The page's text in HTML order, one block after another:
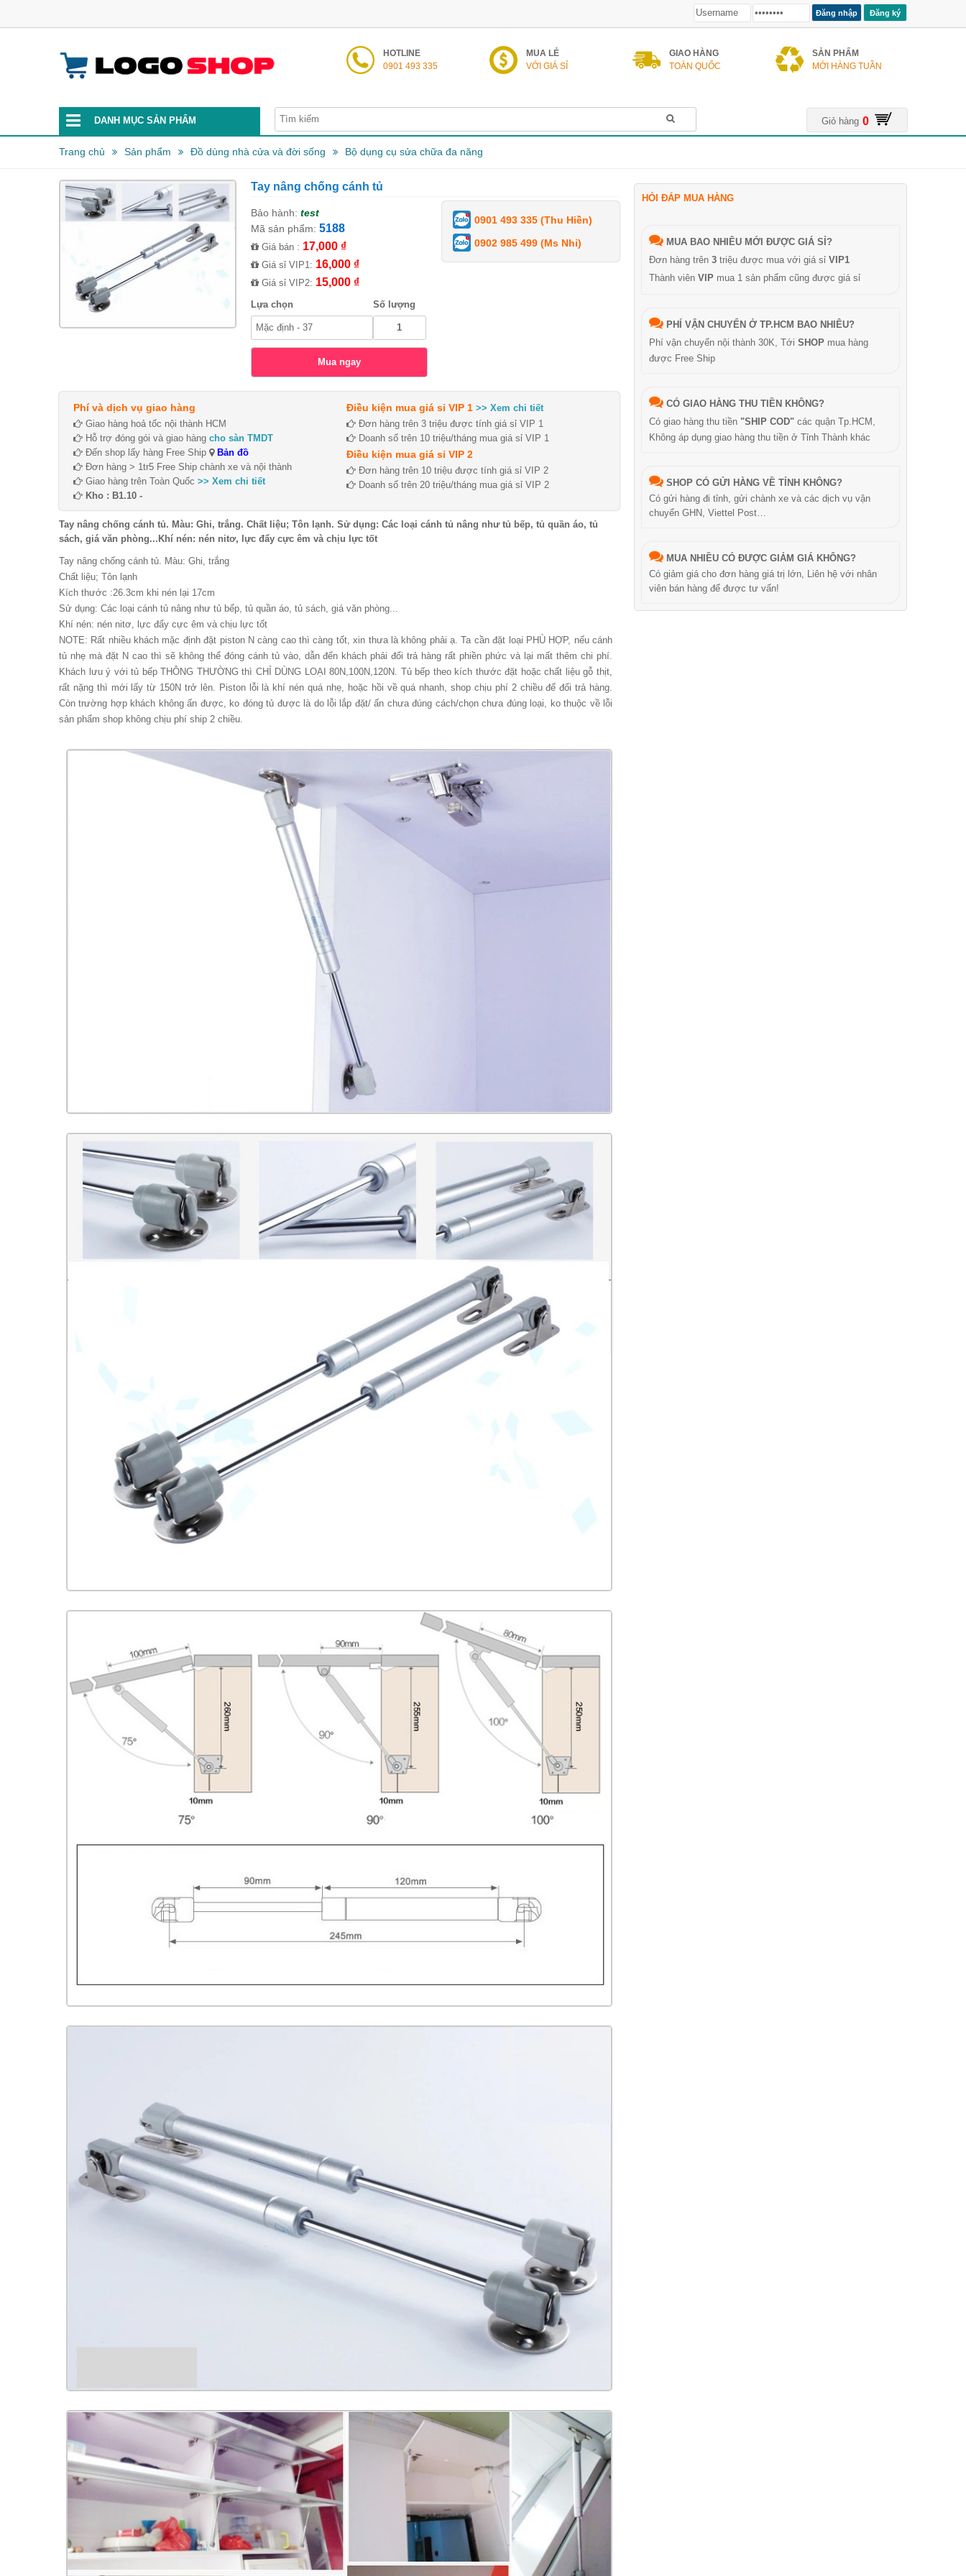
Đăng ký
HOTLINE
0901 493 335
MUA LẺ
VỚI GIÁ SỈ
GIAO HÀNG
TOÀN QUỐC
SẢN PHẨM
MỚI HÀNG TUẦN
Giỏ hàng 0
DANH MỤC SẢN PHẨM
Trang chủ Sản phẩm Đồ dùng nhà cửa và đời sống Bộ dụng cụ sửa chữa đa năng
Tay nâng chống cánh tủ
Bảo hành: test
Mã sản phẩm: 5188
Giá bán : 17,000 ₫
Giá sỉ VIP1: 16,000 ₫
Giá sỉ VIP2: 15,000 ₫
Lựa chọn Số lượng
0901 493 335 (Thu Hiền)
0902 985 499 (Ms Nhi)
Phí và dịch vụ giao hàng
Giao hàng hoả tốc nội thành HCM
Hỗ trợ đóng gói và giao hàng cho sàn TMDT
Đến shop lấy hàng Free Ship
Bản đồ
Đơn hàng > 1tr5 Free Ship chành xe và nội thành
Giao hàng trên Toàn Quốc >> Xem chi tiết
Kho : B1.10 -
Điều kiện mua giá sỉ VIP 1 >> Xem chi tiết
Đơn hàng trên 3 triệu được tính giá sỉ VIP 1
Doanh số trên 10 triệu/tháng mua giá sỉ VIP 1
Điều kiện mua giá sỉ VIP 2
Đơn hàng trên 10 triệu được tính giá sỉ VIP 2
Doanh số trên 20 triệu/tháng mua giá sỉ VIP 2
Tay nâng chống cánh tủ. Màu: Ghi, trắng. Chất liệu; Tôn lạnh. Sử dụng: Các loại cánh tủ nâng như tủ bếp, tủ quần áo, tủ
sách, giá văn phòng...Khí nén: nén nitơ, lực đẩy cực êm và chịu lực tốt
Tay nâng chống cánh tủ. Màu: Ghi, trắng
Chất liệu; Tôn lạnh
Kích thước :26.3cm khi nén lại 17cm
Sử dụng: Các loại cánh tủ nâng như tủ bếp, tủ quần áo, tủ sách, giá văn phòng...
Khí nén: nén nitơ, lực đẩy cực êm và chịu lực tốt
NOTE: Rất nhiều khách mặc định đặt piston N càng cao thì càng tốt, xin thưa là không phải ạ. Ta cần đặt loại PHÙ HỢP, nếu cánh
tủ nhẹ mà đặt N cao thì sẽ không thể đóng cánh tủ vào, dẫn đến khách phải đổi trả hàng rất phiền phức và lại mất thêm chi phí.
Khách lưu ý với tủ bếp THÔNG THƯỜNG thì CHỈ DÙNG LOẠI 80N,100N,120N. Tủ bếp theo kích thước đặt hoặc chất liệu gỗ thịt,
rất nặng thì mới lấy từ 150N trở lên. Piston lỗi là khí nén quá nhẹ, hoặc hồi về quá nhanh, shop chịu phí 2 chiều để đổi trả hàng.
Còn trường hợp khách không ấn được, ko đóng tủ được là do lỗi lắp đặt/ ấn chưa đúng cách/chọn chưa đúng loại, ko thuộc về lỗi
sản phẩm shop không chịu phí ship 2 chiều.
HỎI ĐÁP MUA HÀNG
MUA BAO NHIÊU MỚI ĐƯỢC GIÁ SỈ?
Đơn hàng trên 3 triệu được mua với giá sỉ VIP1
Thành viên VIP mua 1 sản phẩm cũng được giá sỉ
PHÍ VẬN CHUYỂN Ở TP.HCM BAO NHIÊU?
Phí vận chuyển nội thành 30K, Tới SHOP mua hàng
được Free Ship
CÓ GIAO HÀNG THU TIỀN KHÔNG?
Có giao hàng thu tiền "SHIP COD" các quận Tp.HCM,
Không áp dụng giao hàng thu tiền ở Tỉnh Thành khác
SHOP CÓ GỬI HÀNG VỀ TỈNH KHÔNG?
Có gửi hàng đi tỉnh, gửi chành xe và các dịch vụ vận
chuyển GHN, Viettel Post…
MUA NHIỀU CÓ ĐƯỢC GIẢM GIÁ KHÔNG?
Có giảm giá cho đơn hàng giá trị lớn, Liên hệ với nhân
viên bán hàng để được tư vấn!